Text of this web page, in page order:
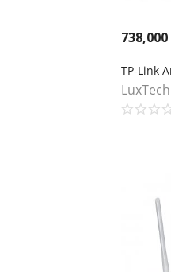
738,000
LuxTech